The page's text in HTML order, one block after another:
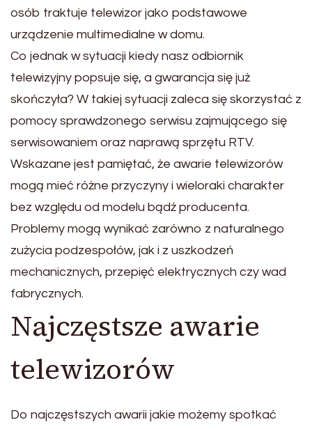
osób traktuje telewizor jako podstawowe
urządzenie multimedialne w domu.
Co jednak w sytuacji kiedy nasz odbiornik
telewizyjny popsuje się, a gwarancja się już
skończyła? W takiej sytuacji zaleca się skorzystać z
pomocy sprawdzonego serwisu zajmującego się
serwisowaniem oraz naprawą sprzętu RTV.
Wskazane jest pamiętać, że awarie telewizorów
mogą mieć różne przyczyny i wieloraki charakter
bez względu od modelu bądź producenta.
Problemy mogą wynikać zarówno z naturalnego
zużycia podzespołów, jak i z uszkodzeń
mechanicznych, przepięć elektrycznych czy wad
fabrycznych.
Najczęstsze awarie
telewizorów
Do najczęstszych awarii jakie możemy spotkać